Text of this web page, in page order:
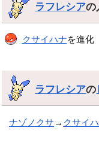
ラフレシアの
クサイハナを進化
ラフレシアの
ナゾノクサ → クサイ
(たい